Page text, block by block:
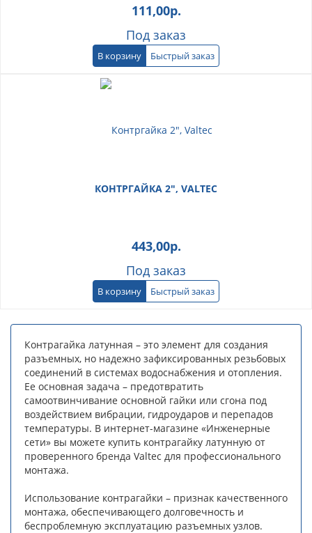
111,00р.
Под заказ
В корзину Быстрый заказ
КОНТРГАЙКА 2", VALTEC
443,00р.
Под заказ
В корзину Быстрый заказ
Контрагайка латунная – это элемент для создания
разъемных, но надежно зафиксированных резьбовых
соединений в системах водоснабжения и отопления.
Ее основная задача – предотвратить
самоотвинчивание основной гайки или сгона под
воздействием вибрации, гидроударов и перепадов
температуры. В интернет-магазине «Инженерные
сети» вы можете купить контрагайку латунную от
проверенного бренда Valtec для профессионального
монтажа.
Использование контрагайки – признак качественного
монтажа, обеспечивающего долговечность и
беспроблемную эксплуатацию разъемных узлов.